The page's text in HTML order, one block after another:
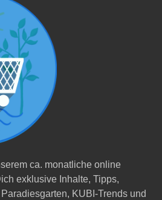
ca. monatliche online
exklusive Inhalte, Tipps,
KUBI-Trends und